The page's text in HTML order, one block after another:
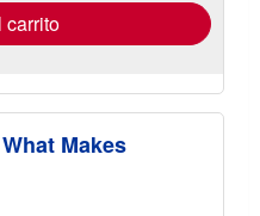
carrito
Makes